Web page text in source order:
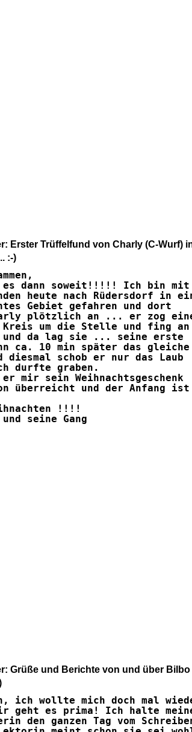
Erster Trüffelfund von Charly (C-Wurf)
:-)
es dann soweit!!!!! Ich bin mit
heute nach Rüdersdorf in
Gebiet gefahren und dort
plötzlich an ... er zog
um die Stelle und fing an
und da lag sie ... seine erste
ca. 10 min später das gleiche
diesmal schob er nur das Laub
durfte graben.
mir sein Weihnachtsgeschenk
überreicht und der Anfang ist
!!!!
seine Gang
Grüße und Berichte von und über Bilbo
ich wollte mich doch mal
geht es prima! Ich halte
den ganzen Tag vom